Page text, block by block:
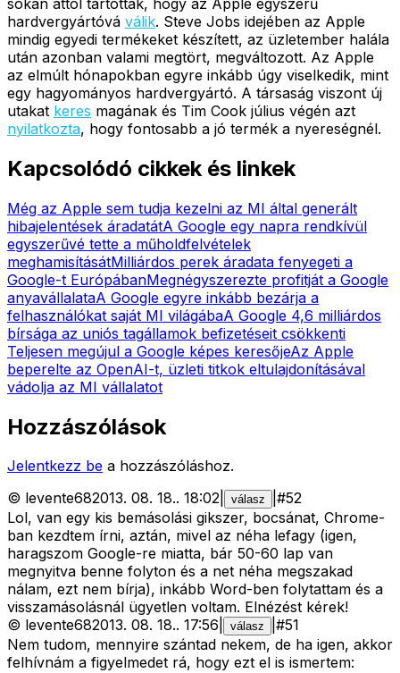
hardvergyártóvá válik. Steve Jobs idejében az Apple
mindig egyedi termékeket készített, az üzletember halála
után azonban valami megtört, megváltozott. Az Apple
az elmúlt hónapokban egyre inkább úgy viselkedik, mint
egy hagyományos hardvergyártó. A társaság viszont új
utakat keres magának és Tim Cook július végén azt
nyilatkozta, hogy fontosabb a jó termék a nyereségnél.
Kapcsolódó cikkek és linkek
Még az Apple sem tudja kezelni az MI által generált
hibajelentések áradatátA Google egy napra rendkívül
egyszerűvé tette a műholdfelvételek
meghamisításátMilliárdos perek áradata fenyegeti a
Google-t EurópábanMegnégyszerezte profitját a Google
anyavállalataA Google egyre inkább bezárja a
felhasználókat saját MI világábaA Google 4,6 milliárdos
bírsága az uniós tagállamok befizetéseit csökkenti
Teljesen megújul a Google képes keresőjeAz Apple
beperelte az OpenAI-t, üzleti titkok eltulajdonításával
vádolja az MI vállalatot
Hozzászólások
Jelentkezz be a hozzászóláshoz.
© levente682013. 08. 18.. 18:02 válasz #52
Lol, van egy kis bemásolási gikszer, bocsánat, Chrome-
ban kezdtem írni, aztán, mivel az néha lefagy (igen,
haragszom Google-re miatta, bár 50-60 lap van
megnyitva benne folyton és a net néha megszakad
nálam, ezt nem bírja), inkább Word-ben folytattam és a
visszamásolásnál ügyetlen voltam. Elnézést kérek!
© levente682013. 08. 18.. 17:56 válasz #51
Nem tudom, mennyire szántad nekem, de ha igen, akkor
felhívnám a figyelmedet rá, hogy ezt el is ismertem: